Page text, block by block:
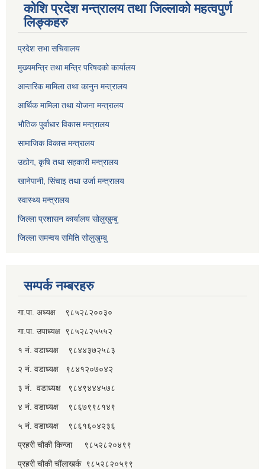
कोशि प्रदेश मन्त्रालय तथा जिल्लाको महत्वपुर्ण
लिङ्कहरु
प्रदेश सभा सचिवालय
मुख्यमन्त्रि तथा मन्त्रि परिषदको कार्यालय
आन्तरिक मामिला तथा कानुन मन्त्रालय
आर्थिक मामिला तथा योजना मन्त्रालय
भौतिक पुर्वाधार विकास मन्त्रालय
सामाजिक विकास मन्त्रालय
उद्योग, कृषि तथा सहकारी मन्त्रालय
खानेपानी, सिंचाइ तथा उर्जा मन्त्रालय
स्वास्थ्य मन्त्रालय
जिल्ला प्रशासन कार्यालय सोलुखुम्बु
जिल्ला समन्वय समिति सोलुखुम्बु
सम्पर्क नम्बरहरु
गा.पा. अध्यक्ष ९८५२८२००३०
गा.पा. उपाध्यक्ष ९८५२८२५५५२
१ नं. वडाध्यक्ष ९८४४३७२५८३
२ नं. वडाध्यक्ष ९८४१२०७०४२
३ नं. वडाध्यक्ष ९८४९४४४५७८
४ नं. वडाध्यक्ष ९८६७९९८१४९
५ नं. वडाध्यक्ष ९८६१६०४२३६
प्रहरी चौकी किन्जा ९८५२८२०४९९
प्रहरी चौकी चौंलाखर्क ९८५२८२०५९९